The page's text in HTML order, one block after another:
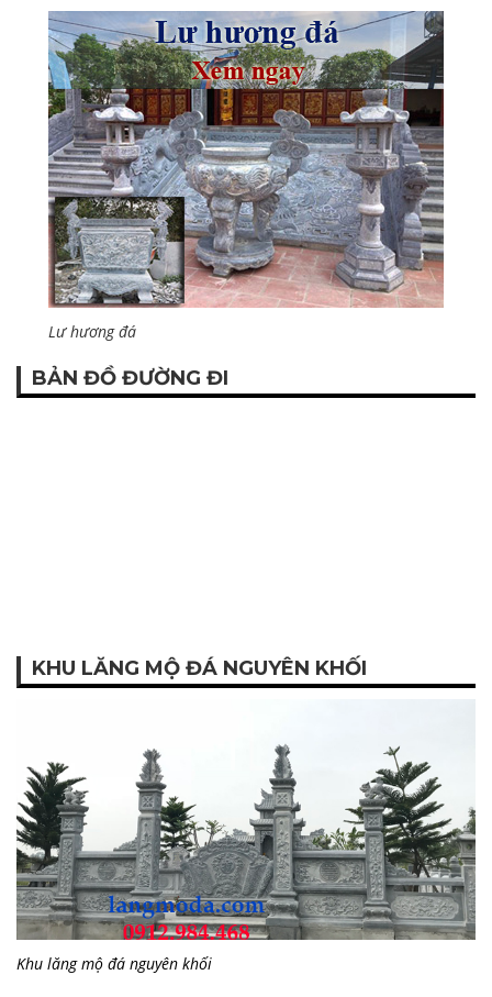
Lư hương đá
BẢN ĐỒ ĐƯỜNG ĐI
KHU LĂNG MỘ ĐÁ NGUYÊN KHỐI
Khu lăng mộ đá nguyên khối